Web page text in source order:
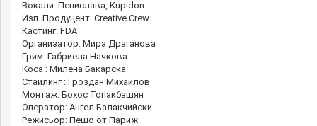
Вокали: Пенислава, Kupidon
Изп. Продуцент: Creative Crew
Кастинг: FDA
Организатор: Мира Драганова
Грим: Габриела Начкова
Коса : Милена Бакарска
Стайлинг : Гроздан Михайлов
Mонтаж: Бохос Топакбашян
Оператор: Ангел Балакчийски
Режисьор: Пешо от Париж